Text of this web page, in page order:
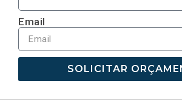
Email
SOLICITAR